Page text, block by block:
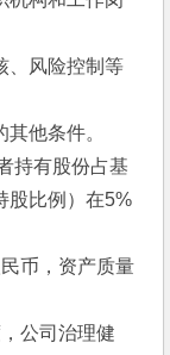
、风险控制等
他条件。
持有股份占基
股比例）在5%
币，资产质量
公司治理健